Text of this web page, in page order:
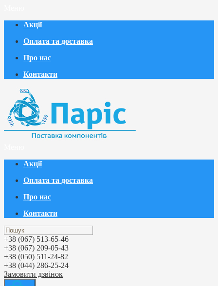
Акції
Оплата та доставка
Про нас
Контакти
Акції
Оплата та доставка
Про нас
Контакти
+38 (067) 513-65-46
+38 (067) 209-05-43
+38 (050) 511-24-82
+38 (044) 286-25-24
Замовити дзвінок